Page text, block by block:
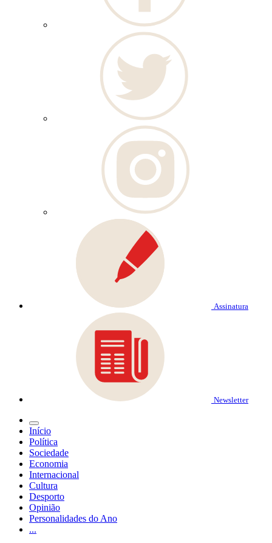
Assinatura
Newsletter
Início
Política
Sociedade
Economia
Internacional
Cultura
Desporto
Opinião
Personalidades do Ano
...